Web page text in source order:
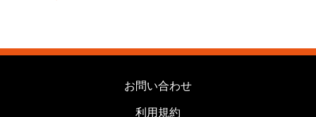
お問い合わせ
利用規約